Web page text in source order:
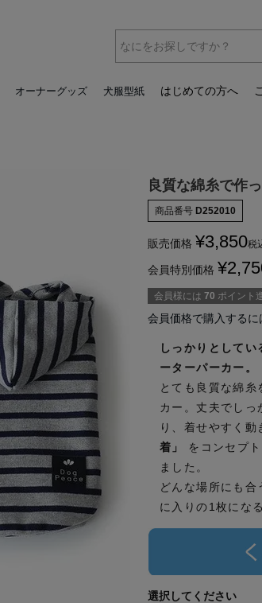
オーナーグッズ 犬服型紙 はじめての方へ
良質な綿糸で作
商品番号 D252010
販売価格 ¥3,850税
会員特別価格 ¥
会員様には 70 ポイント
会員価格で購入するに
しっかりとして
ーターパーカー。
とても良質な綿
カー。丈夫でし
り、着せやすく
着」
をコンセプ
ました。
どんな場所にも合
に入りの1枚にな
選択してください